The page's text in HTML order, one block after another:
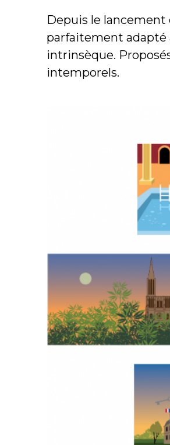
Depuis le lancement
parfaitement adapté
intrinsèque.
intemporels.